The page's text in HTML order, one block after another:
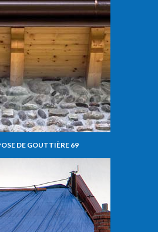
DE GOUTTIÈRE 69